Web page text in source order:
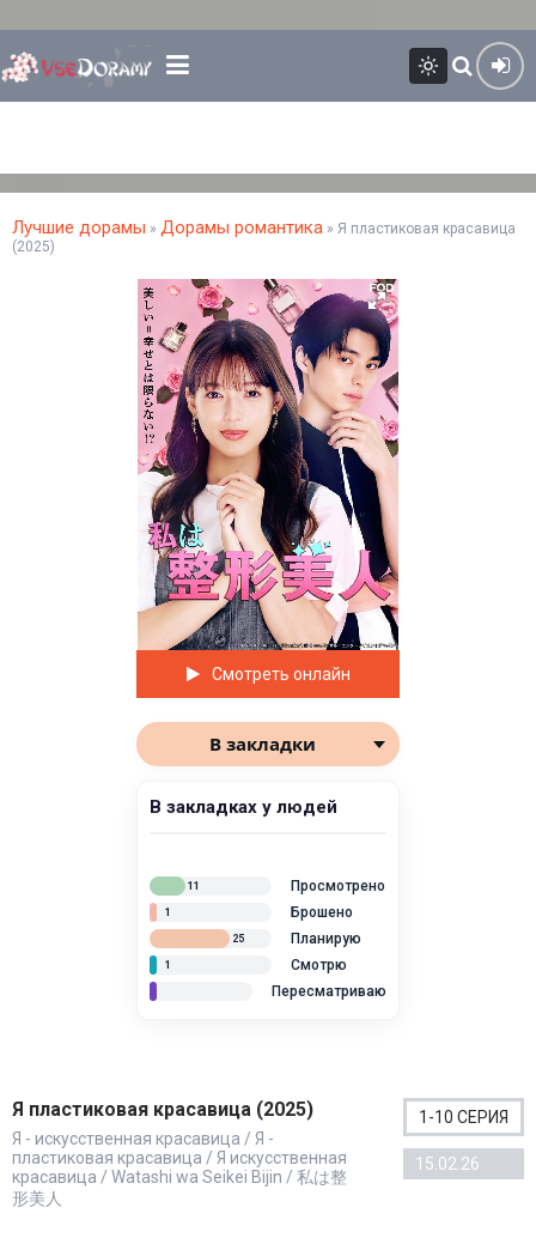
Лучшие дорамы » Дорамы романтика » Я пластиковая красавица
(2025)
Смотреть онлайн
В закладки
В закладках у людей
Просмотрено
11
Брошено
1
Планирую
25
Смотрю
1
Пересматриваю
Я пластиковая красавица (2025)
Я - искусственная красавица / Я -
пластиковая красавица / Я искусственная
красавица / Watashi wa Seikei Bijin / 私は整
形美人
1-10 СЕРИЯ
15.02.26